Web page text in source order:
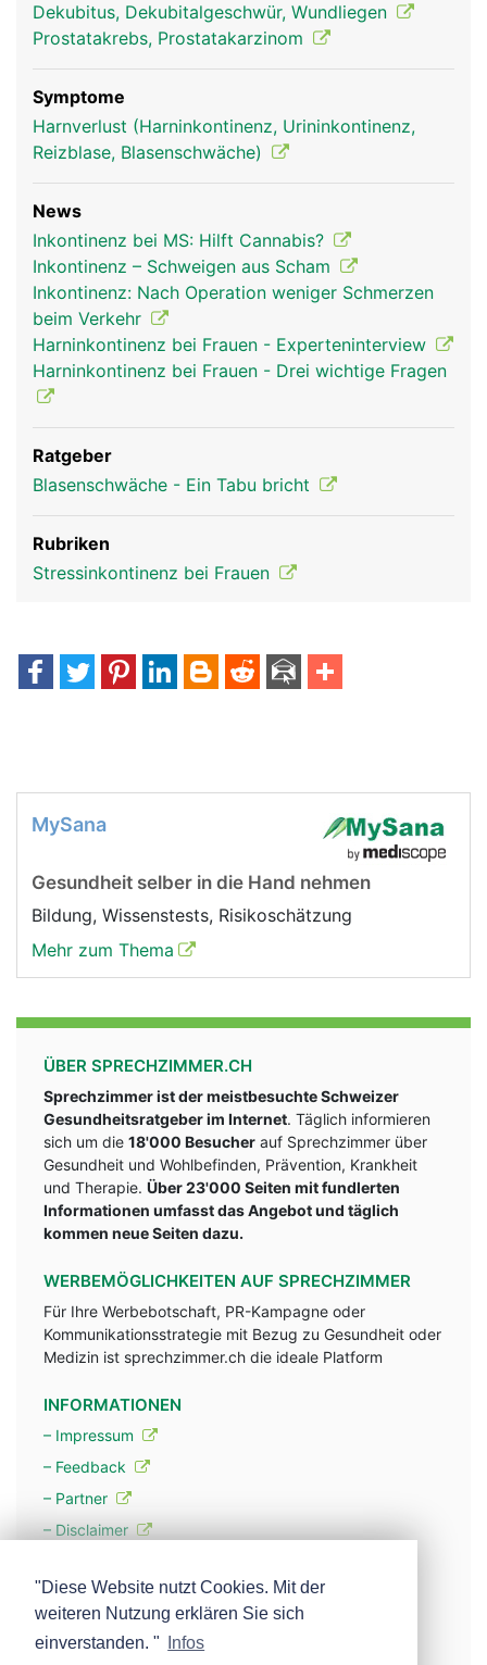
Dekubitus, Dekubitalgeschwür, Wundliegen
Prostatakrebs, Prostatakarzinom
Symptome
Harnverlust (Harninkontinenz, Urininkontinenz,
Reizblase, Blasenschwäche)
News
Inkontinenz bei MS: Hilft Cannabis?
Inkontinenz – Schweigen aus Scham
Inkontinenz: Nach Operation weniger Schmerzen
beim Verkehr
Harninkontinenz bei Frauen - Experteninterview
Harninkontinenz bei Frauen - Drei wichtige Fragen
Ratgeber
Blasenschwäche - Ein Tabu bricht
Rubriken
Stressinkontinenz bei Frauen
MySana
Gesundheit selber in die Hand nehmen
Bildung, Wissenstests, Risikoschätzung
Mehr zum Thema
ÜBER SPRECHZIMMER.CH
Sprechzimmer ist der meistbesuchte Schweizer
Gesundheitsratgeber im Internet. Täglich informieren
sich um die 18'000 Besucher auf Sprechzimmer über
Gesundheit und Wohlbefinden, Prävention, Krankheit
und Therapie. Über 23'000 Seiten mit fundlerten
Informationen umfasst das Angebot und täglich
kommen neue Seiten dazu.
WERBEMÖGLICHKEITEN AUF SPRECHZIMMER
Für Ihre Werbebotschaft, PR-Kampagne oder
Kommunikationsstrategie mit Bezug zu Gesundheit oder
Medizin ist sprechzimmer.ch die ideale Platform
INFORMATIONEN
– Impressum
– Feedback
– Partner
– Disclaimer
– Werbung
– Mehr über unsere Experten
"Diese Website nutzt Cookies. Mit der
weiteren Nutzung erklären Sie sich
einverstanden. "
Infos